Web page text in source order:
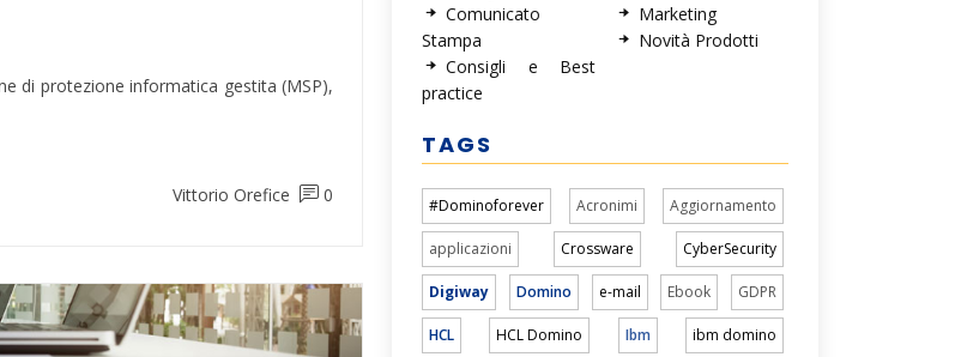
di protezione informatica gestita (MSP),
Vittorio Orefice 0
Comunicato
Stampa
Consigli e Best
practice
Marketing
Novità Prodotti
TAGS
#Dominoforever Acronimi Aggiornamento
applicazioni Crossware CyberSecurity
Digiway Domino e-mail Ebook GDPR
HCL HCL Domino Ibm ibm domino